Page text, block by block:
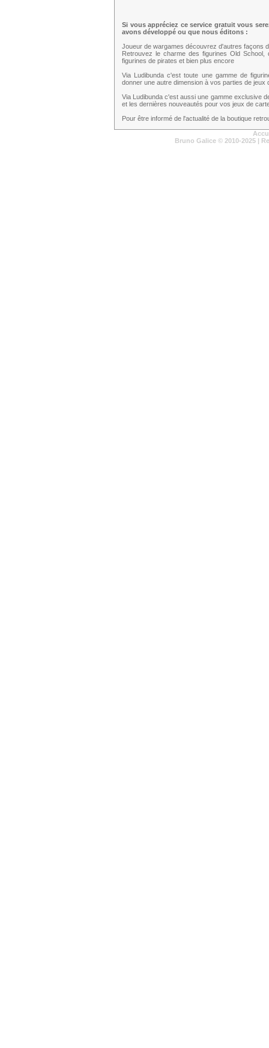
Si vous appréciez ce service gratuit vous
avons développé ou que nous éditons :
Joueur de wargames découvrez d'autres façons
Retrouvez le charme des figurines Old
figurines de pirates et bien plus encore
Via Ludibunda c'est toute une gamme de
donner une autre dimension à vos parties de jeux
Via Ludibunda c'est aussi une gamme exclusive
et les dernières nouveautés pour vos jeux de
Pour être informé de l'actualité de la boutique
Bruno Galice © 2010-2025 |